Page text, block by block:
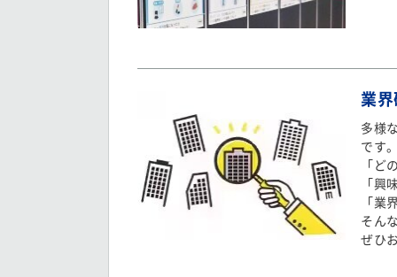
業
多様
です
「ど
「興
「業
そん
ぜひ